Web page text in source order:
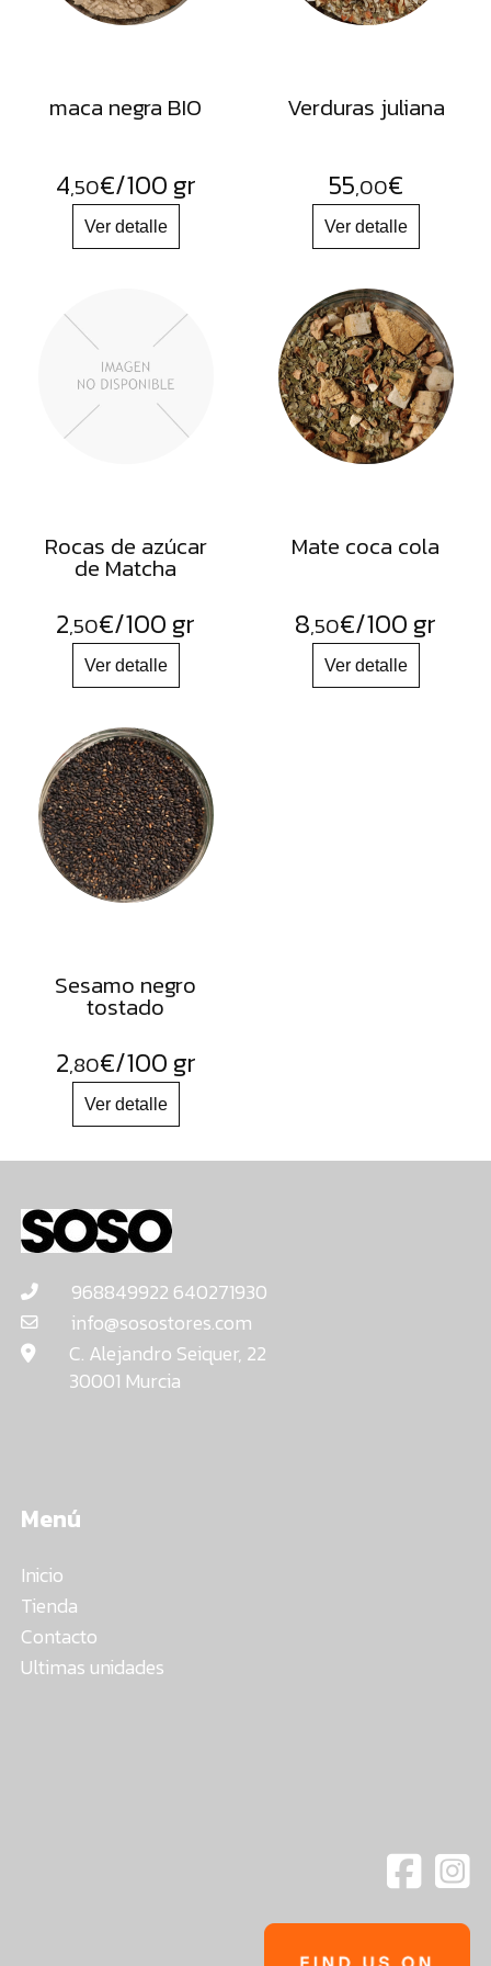
maca negra BIO
4,50€/100 gr
Verduras juliana
55,00€
Rocas de azúcar
de Matcha
2,50€/100 gr
Mate coca cola
8,50€/100 gr
Sesamo negro
tostado
2,80€/100 gr
968849922 640271930
info@sosostores.com
C. Alejandro Seiquer, 22
30001 Murcia
Menú
Inicio
Tienda
Contacto
Ultimas unidades